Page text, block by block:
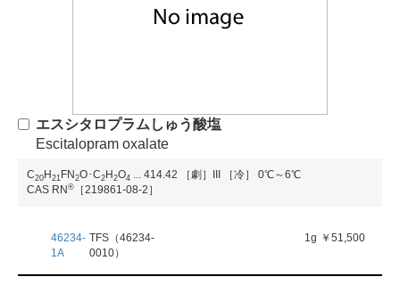
エスシタロプラムしゅう酸塩
Escitalopram oxalate
C20 H 21 FN 2O･C2 H 2O4 ... 414.42 ［劇］III
［冷］ 0℃～6℃
CAS RN ® ［219861-08-2］
46234-
1A
TFS（46234-
0010）
1g ￥51,500